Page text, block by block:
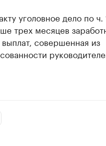
уголовное дело по ч.
трех месяцев
совершенная из